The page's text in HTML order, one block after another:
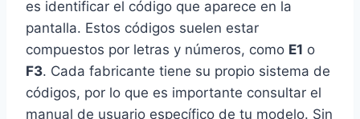
es identificar el código que aparece en la
pantalla. Estos códigos suelen estar
compuestos por letras y números, como E1 o
F3. Cada fabricante tiene su propio sistema de
códigos, por lo que es importante consultar el
manual de usuario específico de tu modelo. Sin